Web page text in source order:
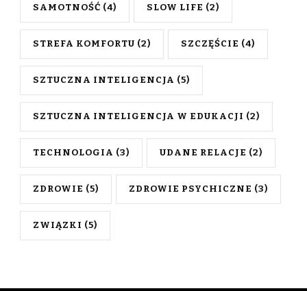
SAMOTNOŚĆ (4) SLOW LIFE (2)
STREFA KOMFORTU (2) SZCZĘŚCIE (4)
SZTUCZNA INTELIGENCJA (5)
SZTUCZNA INTELIGENCJA W EDUKACJI (2)
TECHNOLOGIA (3) UDANE RELACJE (2)
ZDROWIE (5) ZDROWIE PSYCHICZNE (3)
ZWIĄZKI (5)